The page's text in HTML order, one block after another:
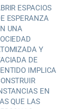
ESPACIOS
ESPERANZA
UNA
Y
DE
IMPLICA
EN
QUE LAS